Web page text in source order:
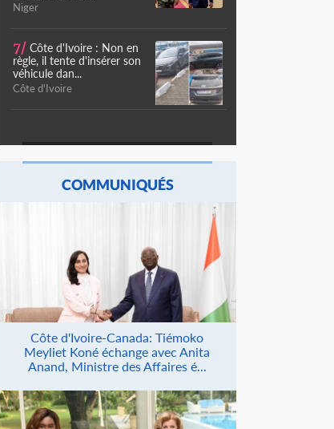
Niger
7/ Côte d'Ivoire : Non en
règle, il tente d'insérer son
véhicule dan...
Côte d'Ivoire
COMMUNIQUÉS
Côte d'Ivoire-Canada: Tiémoko
Meyliet Koné échange avec Anita
Anand, Ministre des Affaires é...